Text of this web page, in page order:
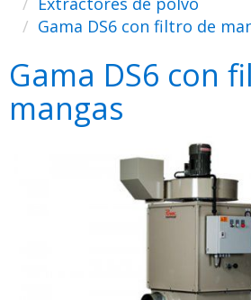
Gama DS6 con filtro de
Gama DS6 con
mangas